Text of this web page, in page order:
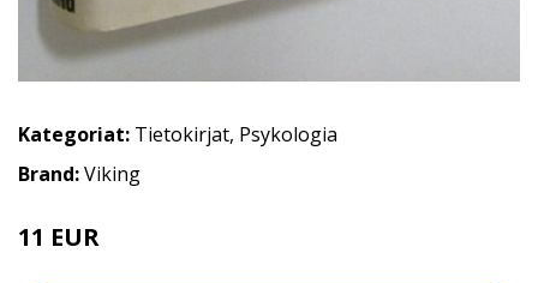
Kategoriat: Tietokirjat, Psykologia
Brand:Viking
11 EUR